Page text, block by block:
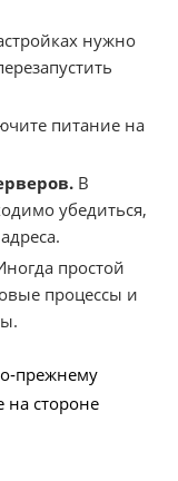
нужно
питание на
В
убедиться,
простой
процессы и
на стороне